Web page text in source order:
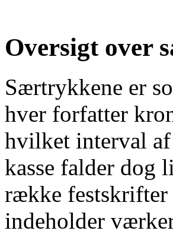
Oversigt over
Særtrykkene er
hver forfatter
hvilket interval af
kasse falder dog
række festskrifter
indeholder